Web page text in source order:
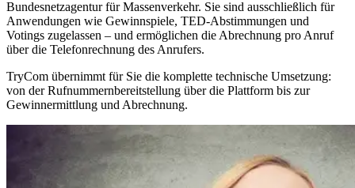
Bundesnetzagentur für Massenverkehr. Sie sind ausschließlich für
Anwendungen wie Gewinnspiele, TED-Abstimmungen und
Votings zugelassen – und ermöglichen die Abrechnung pro Anruf
über die Telefonrechnung des Anrufers.
TryCom übernimmt für Sie die komplette technische Umsetzung:
von der Rufnummernbereitstellung über die Plattform bis zur
Gewinnermittlung und Abrechnung.